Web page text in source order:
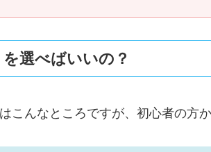
選べばいいの？
こんなところですが、初心者の方